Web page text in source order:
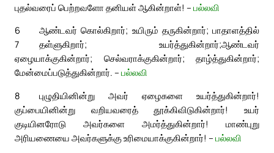
புதல்வரைப் பெற்றவளோ தனியள் ஆகின்றாள்! – பல்லவி
6
ஆண்டவர் கொல்கிறார்; உயிரும் தருகின்றார்; பாதாளத்தில்
தள்ளுகிறார்; உயர்த்துகின்றார்;
7
ஆண்டவர்
ஏழையாக்குகின்றார்; செல்வராக்குகின்றார்; தாழ்த்துகின்றார்;
மேன்மைப்படுத்துகின்றார். – பல்லவி
8
புழுதியினின்று அவர் ஏழைகளை உயர்த்துகின்றார்!
குப்பையினின்று வறியவரைத் தூக்கிவிடுகின்றார்! உயர்
குடியினரோடு அவர்களை அமர்த்துகின்றார்! மாண்புறு
அரியணையை அவர்களுக்கு உரிமையாக்குகின்றார்! – பல்லவி